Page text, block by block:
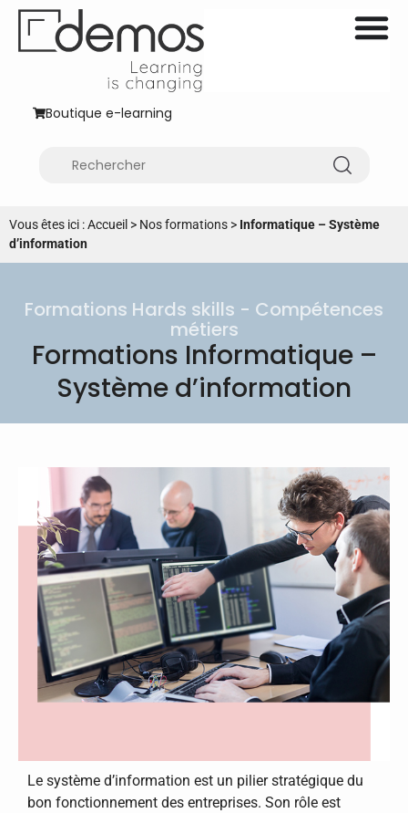
Boutique e-learning
Vous êtes ici :Accueil > Nos formations > Informatique – Système
d’information
Formations Hards skills - Compétences
métiers
Formations Informatique –
Système d’information
Le système d’information est un pilier stratégique du
bon fonctionnement des entreprises. Son rôle est